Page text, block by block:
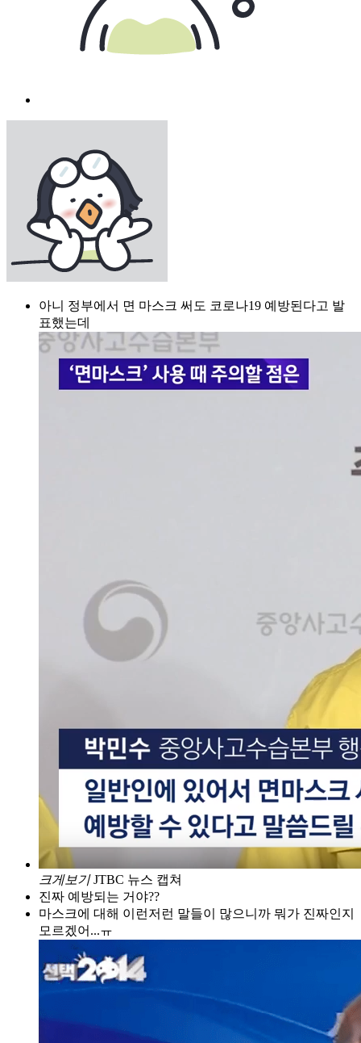
아니 정부에서 면 마스크 써도 코로나19 예방된다고 발
표했는데
크게보기 JTBC 뉴스 캡쳐
진짜 예방되는 거야??
마스크에 대해 이런저런 말들이 많으니까 뭐가 진짜인지
모르겠어...ㅠ